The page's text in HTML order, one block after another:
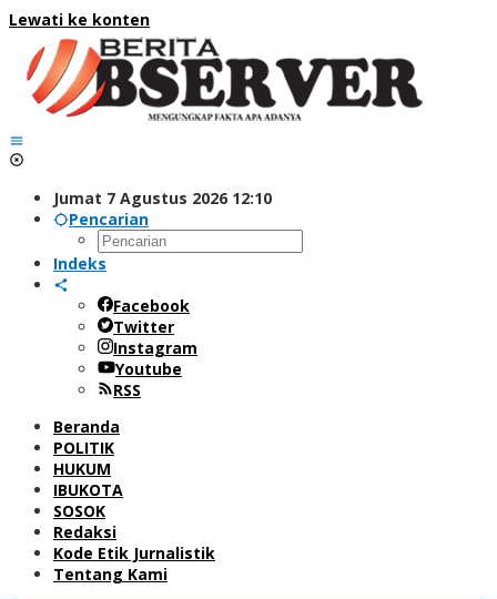
Lewati ke konten
Jumat 7 Agustus 2026 12:10
Pencarian
Indeks
Facebook
Twitter
Instagram
Youtube
RSS
Beranda
POLITIK
HUKUM
IBUKOTA
SOSOK
Redaksi
Kode Etik Jurnalistik
Tentang Kami